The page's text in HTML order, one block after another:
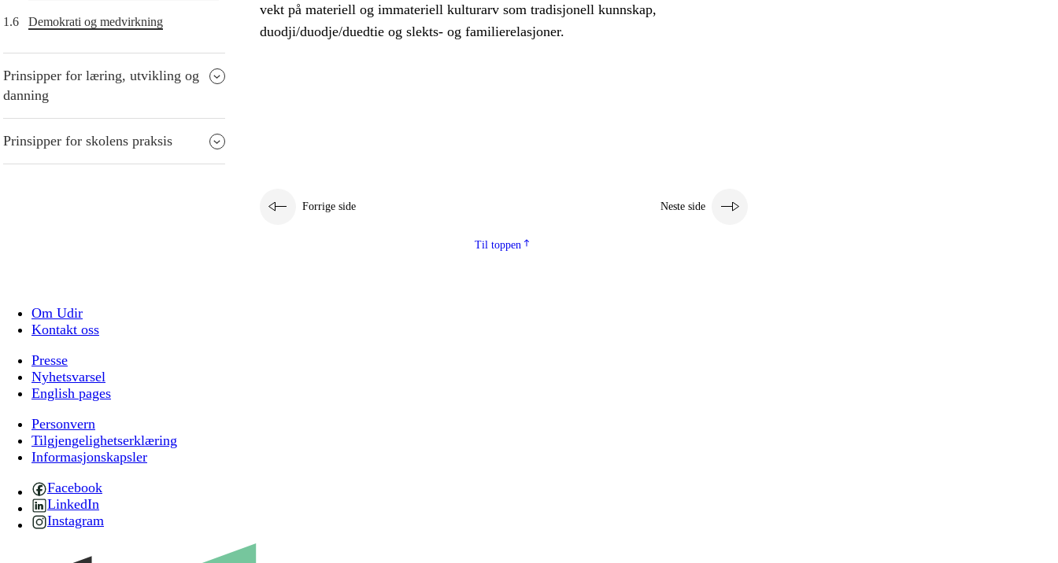
1.6 Demokrati og medvirkning
Prinsipper for læring, utvikling og
danning
Prinsipper for skolens praksis
vekt på materiell og immateriell kulturarv som tradisjonell kunnskap,
duodji/duodje/duedtie og slekts- og familierelasjoner.
Forrige side Neste side
Til toppen
Om Udir
Kontakt oss
Presse
Nyhetsvarsel
English pages
Personvern
Tilgjengelighetserklæring
Informasjonskapsler
Facebook
LinkedIn
Instagram